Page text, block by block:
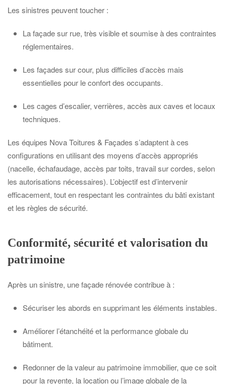
Les sinistres peuvent toucher :
La façade sur rue, très visible et soumise à des contraintes
réglementaires.
Les façades sur cour, plus difficiles d’accès mais
essentielles pour le confort des occupants.
Les cages d’escalier, verrières, accès aux caves et locaux
techniques.
Les équipes Nova Toitures & Façades s’adaptent à ces
configurations en utilisant des moyens d’accès appropriés
(nacelle, échafaudage, accès par toits, travail sur cordes, selon
les autorisations nécessaires). L’objectif est d’intervenir
efficacement, tout en respectant les contraintes du bâti existant
et les règles de sécurité.
Conformité, sécurité et valorisation du
patrimoine
Après un sinistre, une façade rénovée contribue à :
Sécuriser les abords en supprimant les éléments instables.
Améliorer l’étanchéité et la performance globale du
bâtiment.
Redonner de la valeur au patrimoine immobilier, que ce soit
pour la revente, la location ou l’image globale de la